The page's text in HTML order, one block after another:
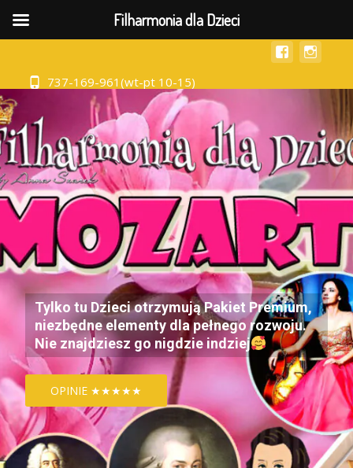
737-169-961(wt-pt 10-15)
Tylko tu Dzieci otrzymują Pakiet Premium,
niezbędne elementy dla pełnego rozwoju.
Nie znajdziesz go nigdzie indziej
OPINIE ★★★★★
Filharmonia dla Dzieci